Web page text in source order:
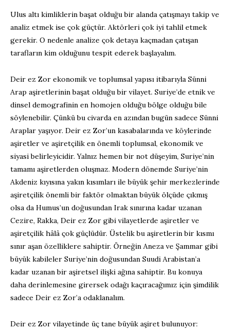
Ulus altı kimliklerin başat olduğu bir alanda çatışmayı takip ve
analiz etmek ise çok güçtür. Aktörleri çok iyi tahlil etmek
gerekir. O nedenle analize çok detaya kaçmadan çatışan
tarafların kim olduğunu tespit ederek başlayalım.
Deir ez Zor ekonomik ve toplumsal yapısı itibarıyla Sünni
Arap aşiretlerinin başat olduğu bir vilayet. Suriye’de etnik ve
dinsel demografinin en homojen olduğu bölge olduğu bile
söylenebilir. Çünkü bu civarda en azından bugün sadece Sünni
Araplar yaşıyor. Deir ez Zor’un kasabalarında ve köylerinde
aşiretler ve aşiretçilik en önemli toplumsal, ekonomik ve
siyasi belirleyicidir. Yalnız hemen bir not düşeyim, Suriye’nin
tamamı aşiretlerden oluşmaz. Modern dönemde Suriye’nin
Akdeniz kıyısına yakın kısımları ile büyük şehir merkezlerinde
aşiretçilik önemli bir faktör olmaktan büyük ölçüde çıkmış
olsa da Humus’un doğusundan Irak sınırına kadar uzanan
Cezire, Rakka, Deir ez Zor gibi vilayetlerde aşiretler ve
aşiretçilik hâlâ çok güçlüdür. Üstelik bu aşiretlerin bir kısmı
sınır aşan özelliklere sahiptir. Örneğin Aneza ve Şammar gibi
büyük kabileler Suriye’nin doğusundan Suudi Arabistan’a
kadar uzanan bir aşiretsel ilişki ağına sahiptir. Bu konuya
daha derinlemesine girersek odağı kaçıracağımız için şimdilik
sadece Deir ez Zor’a odaklanalım.
Deir ez Zor vilayetinde üç tane büyük aşiret bulunuyor: